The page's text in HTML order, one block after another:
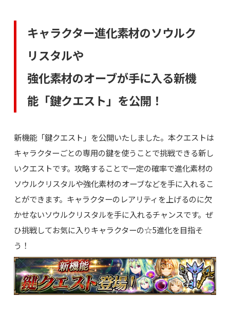
キャラクター進化素材のソウルク
リスタルや
強化素材のオーブが手に入る新機
能「鍵クエスト」を公開！
新機能「鍵クエスト」を公開いたしました。本クエストは
キャラクターごとの専用の鍵を使うことで挑戦できる新し
いクエストです。攻略することで一定の確率で進化素材の
ソウルクリスタルや強化素材のオーブなどを手に入れるこ
とができます。キャラクターのレアリティを上げるのに欠
かせないソウルクリスタルを手に入れるチャンスです。ぜ
ひ挑戦してお気に入りキャラクターの☆5進化を目指そ
う！